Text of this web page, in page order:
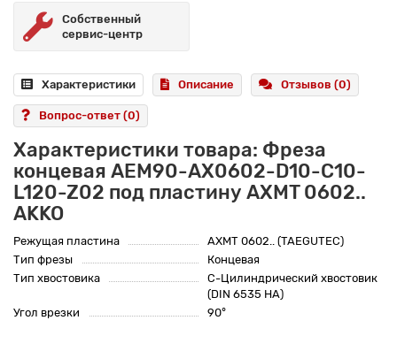
Собственный
сервис-центр
Характеристики Описание Отзывов (0)
Вопрос-ответ (0)
Характеристики товара: Фреза
концевая AEM90-AX0602-D10-C10-
L120-Z02 под пластину AXMT 0602..
AKKO
Режущая пластина
AXMT 0602.. (TAEGUTEC)
Тип фрезы
Концевая
Тип хвостовика
C-Цилиндрический хвостовик
(DIN 6535 HA)
Угол врезки
90°